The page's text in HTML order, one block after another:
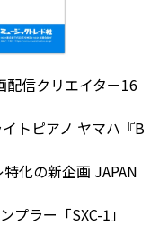
配信クリエイター16
トピアノ ヤマハ『B
化の新企画 JAPAN
プラー「SXC-1」